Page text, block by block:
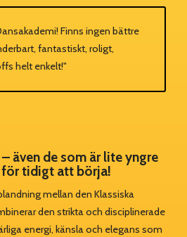
Finns ingen bättre
fantastiskt, roligt,
helt enkelt!"
även de som är lite yngre
för tidigt att börja!
mellan den Klassiska
den strikta och disciplinerade
energi, känsla och elegans som